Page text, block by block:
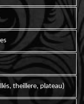
theillere, plateau)